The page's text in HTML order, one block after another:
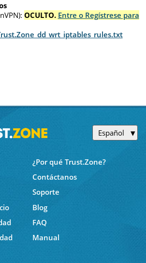
OCULTO. Entre o Regístrese para
Español
¿Por qué Trust.Zone?
Contáctanos
Soporte
Blog
FAQ
Manual